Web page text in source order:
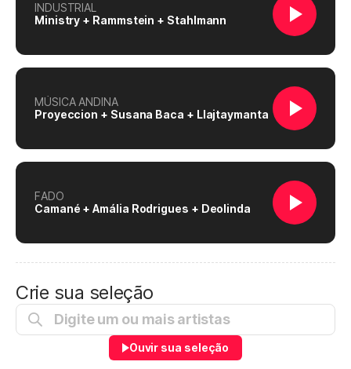
INDUSTRIAL
Ministry + Rammstein + Stahlmann
MÚSICA ANDINA
Proyeccion + Susana Baca + Llajtaymanta
FADO
Camané + Amália Rodrigues + Deolinda
Crie sua seleção
Ouvir sua seleção